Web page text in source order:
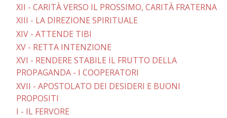
XII - CARITÀ VERSO IL PROSSIMO, CARITÀ FRATERNA
XIII - LA DIREZIONE SPIRITUALE
XIV - ATTENDE TIBI
XV - RETTA INTENZIONE
XVI - RENDERE STABILE IL FRUTTO DELLA
PROPAGANDA - I COOPERATORI
XVII - APOSTOLATO DEI DESIDERI E BUONI
PROPOSITI
I - IL FERVORE